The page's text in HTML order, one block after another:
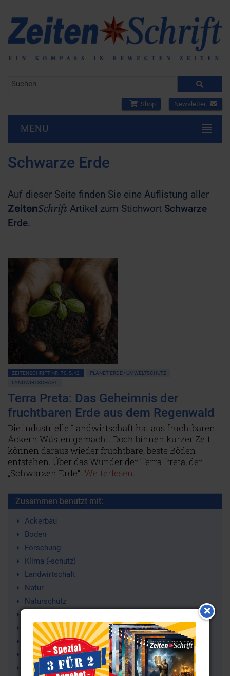
Shop Newsletter
MENU
Schwarze Erde
Auf dieser Seite finden Sie eine Auflistung aller
ZeitenSchrift Artikel zum Stichwort Schwarze
Erde.
ZEITENSCHRIFT NR. 70, S.42
PLANET ERDE • UMWELTSCHUTZ
LANDWIRTSCHAFT
Terra Preta: Das Geheimnis der
fruchtbaren Erde aus dem Regenwald
Die industrielle Landwirtschaft hat aus fruchtbaren
Äckern Wüsten gemacht. Doch binnen kurzer Zeit
können daraus wieder fruchtbare, beste Böden
entstehen. Über das Wunder der Terra Preta, der
„Schwarzen Erde“. Weiterlesen...
Zusammen benutzt mit:
Ackerbau
Boden
Forschung
Klima (-schutz)
Landwirtschaft
Natur
Naturschutz
Ökosystem
Umweltschutz
Klimaveränderung
Klimawandel